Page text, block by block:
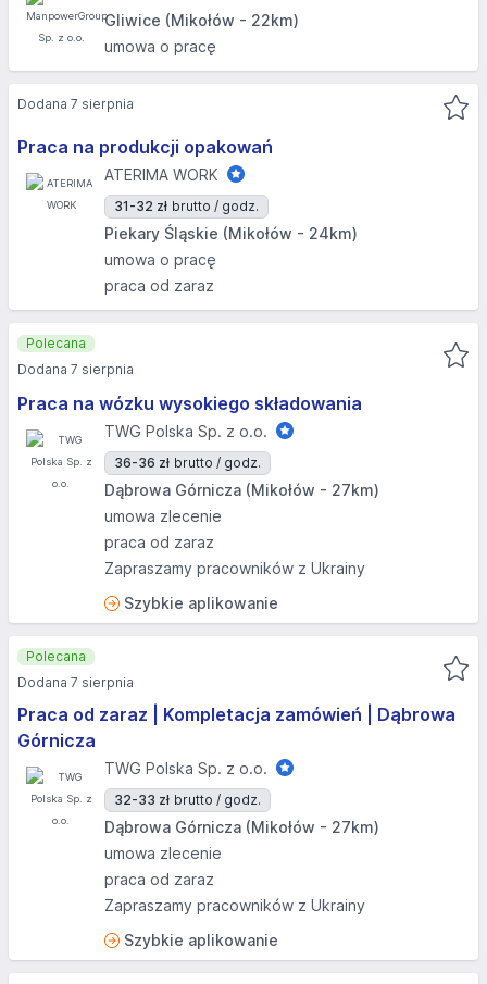
Gliwice (Mikołów - 22km)
umowa o pracę
Praca na produkcji opakowań
ATERIMA WORK
31-32 zł brutto / godz.
Piekary Śląskie (Mikołów - 24km)
umowa o pracę
praca od zaraz
Dodana 7 sierpnia
Praca na wózku wysokiego składowania
TWG Polska Sp. z o.o.
36-36 zł brutto / godz.
Dąbrowa Górnicza (Mikołów - 27km)
umowa zlecenie
praca od zaraz
Zapraszamy pracowników z Ukrainy
Szybkie aplikowanie
Polecana
Dodana 7 sierpnia
Praca od zaraz | Kompletacja zamówień | Dąbrowa
Górnicza
TWG Polska Sp. z o.o.
32-33 zł brutto / godz.
Dąbrowa Górnicza (Mikołów - 27km)
umowa zlecenie
praca od zaraz
Zapraszamy pracowników z Ukrainy
Szybkie aplikowanie
Polecana
Dodana 7 sierpnia